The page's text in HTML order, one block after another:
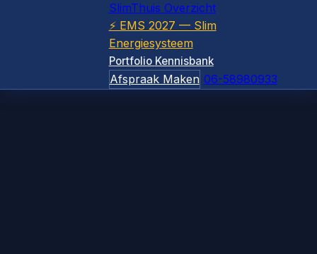
SlimThuis Overzicht
⚡ EMS 2027 — Slim
Energiesysteem
Portfolio Kennisbank
Afspraak Maken 06-58980933